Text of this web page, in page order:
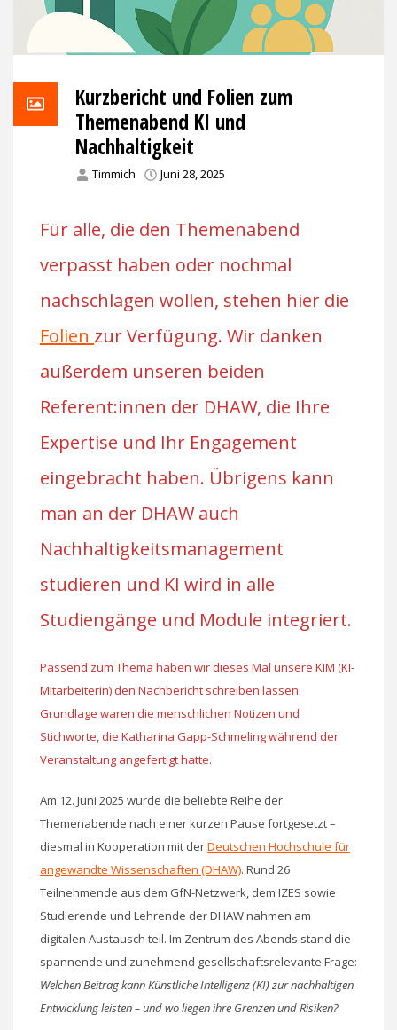
Kurzbericht und Folien zum
Themenabend KI und
Nachhaltigkeit
Timmich Juni 28, 2025
Für alle, die den Themenabend
verpasst haben oder nochmal
nachschlagen wollen, stehen hier die
Folien zur Verfügung. Wir danken
außerdem unseren beiden
Referent:innen der DHAW, die Ihre
Expertise und Ihr Engagement
eingebracht haben. Übrigens kann
man an der DHAW auch
Nachhaltigkeitsmanagement
studieren und KI wird in alle
Studiengänge und Module integriert.
Passend zum Thema haben wir dieses Mal unsere KIM (KI-
Mitarbeiterin) den Nachbericht schreiben lassen.
Grundlage waren die menschlichen Notizen und
Stichworte, die Katharina Gapp-Schmeling während der
Veranstaltung angefertigt hatte.
Am 12. Juni 2025 wurde die beliebte Reihe der
Themenabende nach einer kurzen Pause fortgesetzt –
diesmal in Kooperation mit derDeutschen Hochschule für
angewandte Wissenschaften (DHAW). Rund 26
Teilnehmende aus dem GfN-Netzwerk, dem IZES sowie
Studierende und Lehrende der DHAW nahmen am
digitalen Austausch teil. Im Zentrum des Abends stand die
spannende und zunehmend gesellschaftsrelevante Frage:
Welchen Beitrag kann Künstliche Intelligenz (KI) zur nachhaltigen
Entwicklung leisten – und wo liegen ihre Grenzen und Risiken?